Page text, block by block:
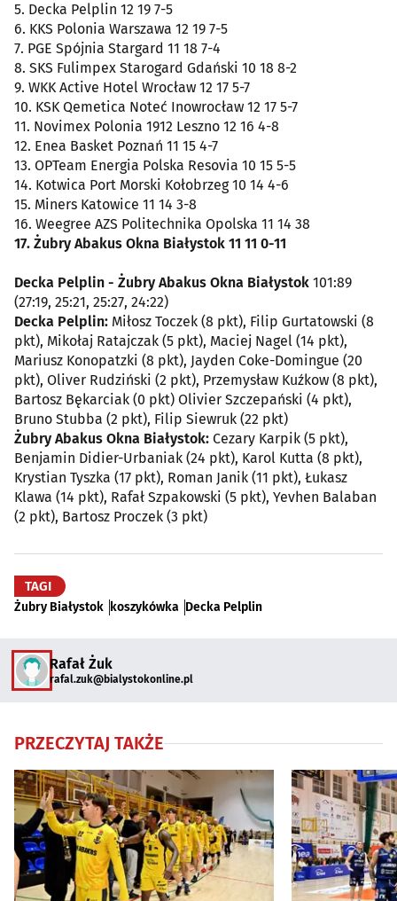
5. Decka Pelplin 12 19 7-5
6. KKS Polonia Warszawa 12 19 7-5
7. PGE Spójnia Stargard 11 18 7-4
8. SKS Fulimpex Starogard Gdański 10 18 8-2
9. WKK Active Hotel Wrocław 12 17 5-7
10. KSK Qemetica Noteć Inowrocław 12 17 5-7
11. Novimex Polonia 1912 Leszno 12 16 4-8
12. Enea Basket Poznań 11 15 4-7
13. OPTeam Energia Polska Resovia 10 15 5-5
14. Kotwica Port Morski Kołobrzeg 10 14 4-6
15. Miners Katowice 11 14 3-8
16. Weegree AZS Politechnika Opolska 11 14 38
17. Żubry Abakus Okna Białystok 11 11 0-11
Decka Pelplin - Żubry Abakus Okna Białystok 101:89
(27:19, 25:21, 25:27, 24:22)
Decka Pelplin: Miłosz Toczek (8 pkt), Filip Gurtatowski (8
pkt), Mikołaj Ratajczak (5 pkt), Maciej Nagel (14 pkt),
Mariusz Konopatzki (8 pkt), Jayden Coke-Domingue (20
pkt), Oliver Rudziński (2 pkt), Przemysław Kuźkow (8 pkt),
Bartosz Bękarciak (0 pkt) Olivier Szczepański (4 pkt),
Bruno Stubba (2 pkt), Filip Siewruk (22 pkt)
Żubry Abakus Okna Białystok: Cezary Karpik (5 pkt),
Benjamin Didier-Urbaniak (24 pkt), Karol Kutta (8 pkt),
Krystian Tyszka (17 pkt), Roman Janik (11 pkt), Łukasz
Klawa (14 pkt), Rafał Szpakowski (5 pkt), Yevhen Balaban
(2 pkt), Bartosz Proczek (3 pkt)
TAGI
Żubry Białystok koszykówka Decka Pelplin
Rafał Żuk
rafal.zuk@bialystokonline.pl
PRZECZYTAJ TAKŻE